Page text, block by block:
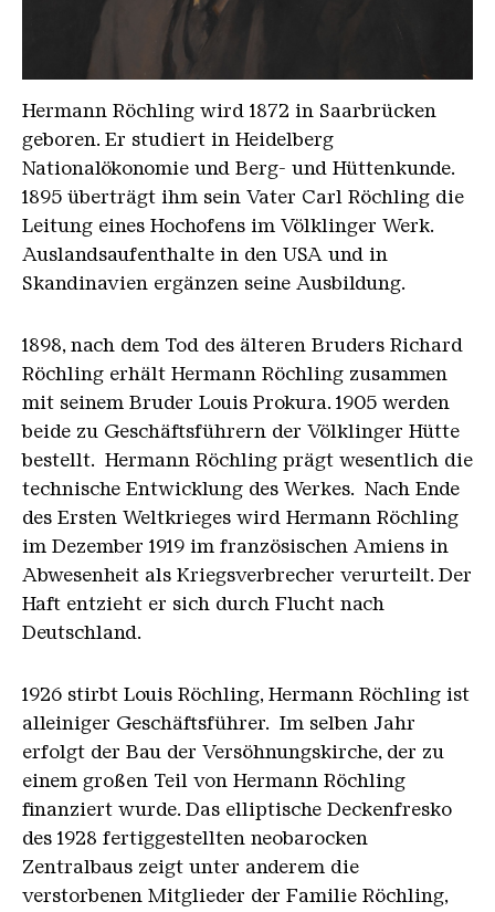
Hermann Roechling Tiff
Hermann Röchling wird 1872 in Saarbrücken
geboren. Er studiert in Heidelberg
Nationalökonomie und Berg- und Hüttenkunde.
1895 überträgt ihm sein Vater Carl Röchling die
Leitung eines Hochofens im Völklinger Werk.
Auslandsaufenthalte in den USA und in
Skandinavien ergänzen seine Ausbildung.
1898, nach dem Tod des älteren Bruders Richard
Röchling erhält Hermann Röchling zusammen
mit seinem Bruder Louis Prokura. 1905 werden
beide zu Geschäftsführern der Völklinger Hütte
bestellt. Hermann Röchling prägt wesentlich die
technische Entwicklung des Werkes. Nach Ende
des Ersten Weltkrieges wird Hermann Röchling
im Dezember 1919 im französischen Amiens in
Abwesenheit als Kriegsverbrecher verurteilt. Der
Haft entzieht er sich durch Flucht nach
Deutschland.
1926 stirbt Louis Röchling, Hermann Röchling ist
alleiniger Geschäftsführer. Im selben Jahr
erfolgt der Bau der Versöhnungskirche, der zu
einem großen Teil von Hermann Röchling
finanziert wurde. Das elliptische Deckenfresko
des 1928 fertiggestellten neobarocken
Zentralbaus zeigt unter anderem die
verstorbenen Mitglieder der Familie Röchling,